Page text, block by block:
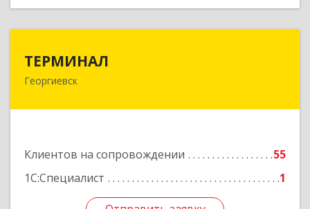
ТЕРМИНАЛ
Георгиевск
Клиентов на сопровождении
55
1С:Специалист
1
357820, Ставропольский край, Георгиевск г,